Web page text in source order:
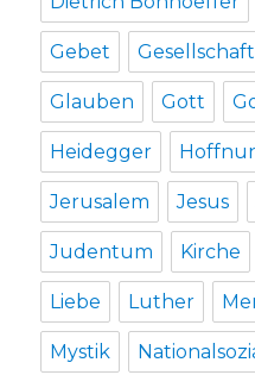
Gebet Gesellschaft
Glauben Gott
Heidegger
Jerusalem Jesus
Judentum Kirche
Liebe Luther
Mystik